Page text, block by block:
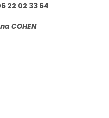
22 02 33 64
COHEN